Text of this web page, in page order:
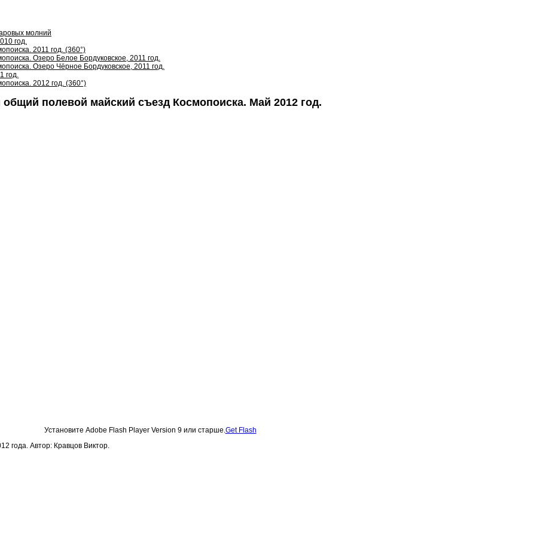
молний
год.
2011 год. (360°)
Озеро Белое Бордуковское, 2011 год.
Озеро Чёрное Бордуковское, 2011 год.
год.
2012 год. (360°)
общий полевой майский съезд Космопоиска. Май 2012 год.
Установите Adobe Flash Player Version 9 или старше. Get Flash
года. Автор: Кравцов Виктор.